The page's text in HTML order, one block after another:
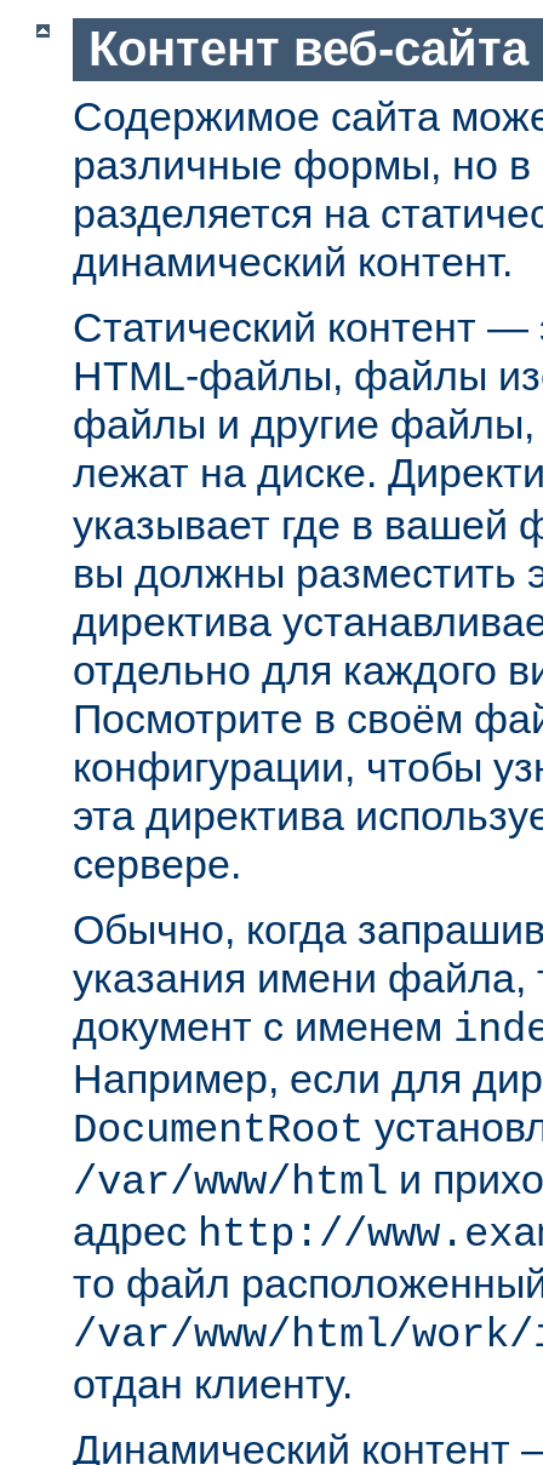
Контент веб-сайта
Содержимое сайта
различные формы, но
разделяется на
динамический контент.
Статический контент —
HTML-файлы, файлы
файлы и другие файлы,
лежат на диске.
указывает где в вашей
вы должны разместить
директива
отдельно для каждого
Посмотрите в своём
конфигурации, чтобы
эта директива
сервере.
Обычно, когда
указания имени файла,
документ с именем
Например, если для
DocumentRoot
/var/www/html и
адрес http://
то файл
/var/www/html/
отдан клиенту.
Динамический контент